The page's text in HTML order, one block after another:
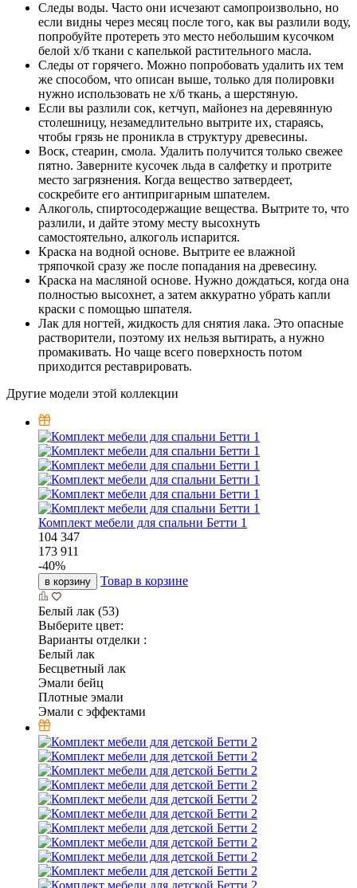
Следы воды. Часто они исчезают самопроизвольно, но
если видны через месяц после того, как вы разлили воду,
попробуйте протереть это место небольшим кусочком
белой х/б ткани с капелькой растительного масла.
Следы от горячего. Можно попробовать удалить их тем
же способом, что описан выше, только для полировки
нужно использовать не х/б ткань, а шерстяную.
Если вы разлили сок, кетчуп, майонез на деревянную
столешницу, незамедлительно вытрите их, стараясь,
чтобы грязь не проникла в структуру древесины.
Воск, стеарин, смола. Удалить получится только свежее
пятно. Заверните кусочек льда в салфетку и протрите
место загрязнения. Когда вещество затвердеет,
соскребите его антипригарным шпателем.
Алкоголь, спиртосодержащие вещества. Вытрите то, что
разлили, и дайте этому месту высохнуть
самостоятельно, алкоголь испарится.
Краска на водной основе. Вытрите ее влажной
тряпочкой сразу же после попадания на древесину.
Краска на масляной основе. Нужно дождаться, когда она
полностью высохнет, а затем аккуратно убрать капли
краски с помощью шпателя.
Лак для ногтей, жидкость для снятия лака. Это опасные
растворители, поэтому их нельзя вытирать, а нужно
промакивать. Но чаще всего поверхность потом
приходится реставрировать.
Другие модели этой коллекции
Комплект мебели для спальни Бетти 1
104 347
173 911
-40%
в корзину Товар в корзине
Белый лак (53)
Выберите цвет:
Варианты отделки :
Белый лак
Бесцветный лак
Эмали бейц
Плотные эмали
Эмали с эффектами